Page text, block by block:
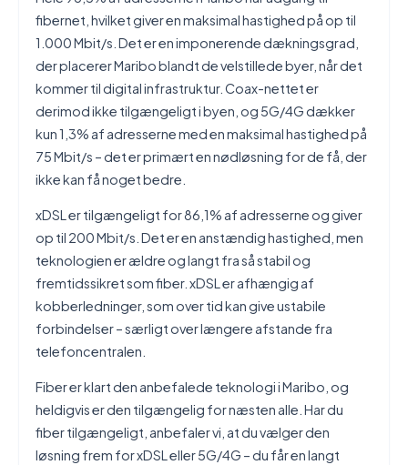
fibernet, hvilket giver en maksimal hastighed på op til
1.000 Mbit/s. Det er en imponerende dækningsgrad,
der placerer Maribo blandt de velstillede byer, når det
kommer til digital infrastruktur. Coax-nettet er
derimod ikke tilgængeligt i byen, og 5G/4G dækker
kun 1,3% af adresserne med en maksimal hastighed på
75 Mbit/s – det er primært en nødløsning for de få, der
ikke kan få noget bedre.
xDSL er tilgængeligt for 86,1% af adresserne og giver
op til 200 Mbit/s. Det er en anstændig hastighed, men
teknologien er ældre og langt fra så stabil og
fremtidssikret som fiber. xDSL er afhængig af
kobberledninger, som over tid kan give ustabile
forbindelser – særligt over længere afstande fra
telefoncentralen.
Fiber er klart den anbefalede teknologi i Maribo, og
heldigvis er den tilgængelig for næsten alle. Har du
fiber tilgængeligt, anbefaler vi, at du vælger den
løsning frem for xDSL eller 5G/4G – du får en langt